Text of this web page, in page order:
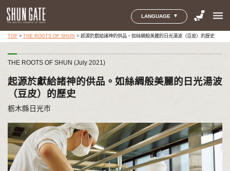
LANGUAGE menu
TOP> THE ROOTS OF SHUN > 起源於獻給諸神的供品。如絲綢般美麗的日光湯波（豆皮）的歷史
THE ROOTS OF SHUN (July 2021)
起源於獻給諸神的供品。如絲綢般美麗的日光湯波
（豆皮）的歷史
栃木縣日光市